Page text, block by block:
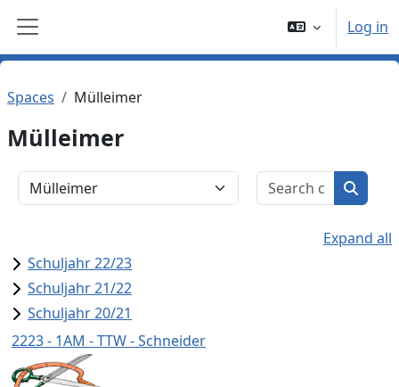
Side panel
Log in
Spaces Mülleimer
Mülleimer
Space categories
Search
Expand all
Schuljahr 22/23
Schuljahr 21/22
Schuljahr 20/21
2223 - 1AM - TTW - Schneider